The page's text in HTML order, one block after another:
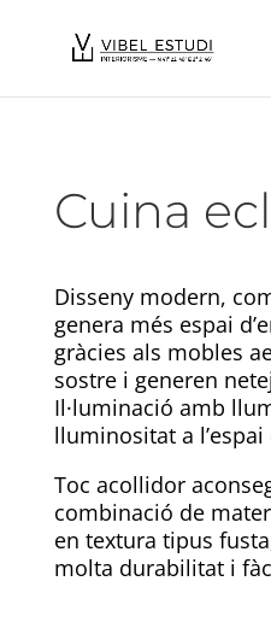
Cuina
Disseny modern,
genera més espai
gràcies als mobles
sostre i generen
Il·luminació amb
lluminositat a
Toc acollidor
combinació de
en textura tipus
molta durabilitat i